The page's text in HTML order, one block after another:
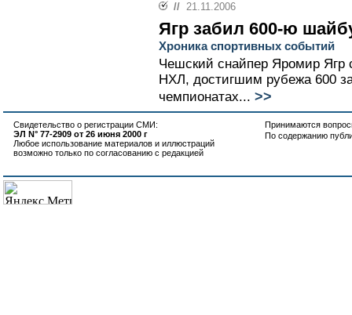
// 21.11.2006
Ягр забил 600-ю
Хроника спортивных событий
Чешский снайпер Яромир Ягр
НХЛ, достигшим рубежа 600
чемпионатах... >>
Свидетельство о регистрации СМИ:
ЭЛ N° 77-2909 от 26 июня 2000 г
Любое использование материалов и иллюстраций
возможно только по согласованию с редакцией
Принимаются
По содержанию